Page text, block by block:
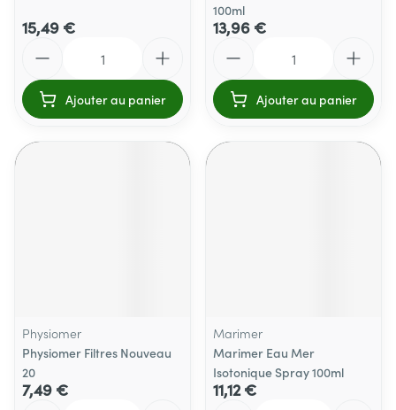
15,49 €
Ajouter au panier
100ml
13,96 €
Ajouter au panier
Physiomer
Physiomer Filtres Nouveau
20
7,49 €
Marimer
Marimer Eau Mer
Isotonique Spray 100ml
11,12 €